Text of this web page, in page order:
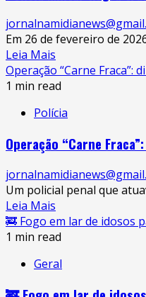
mais
de
ano
isolado!
anos
por
morte
de
jovem
atropelado
em
Indaial
após
júri
de
mais
de
15
Em 26 de fevereiro de
Leia Mais
more
about
Militar
tráfico
drogas
em
residência
às
margens
da
BR-
470,
Operação “Carne
1 min read
Polícia
Operação “Carne
Um policial penal que
Leia Mais
more
about
“Carne
🚒 Fogo em lar de idosos
1 min read
Geral